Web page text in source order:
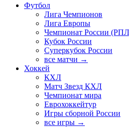
Футбол
Лига Чемпионов
Лига Европы
Чемпионат России
Кубок России
Суперкубок России
все матчи →
Хоккей
КХЛ
Матч Звезд КХЛ
Чемпионат мира
Еврохоккейтур
Игры сборной России
все игры →